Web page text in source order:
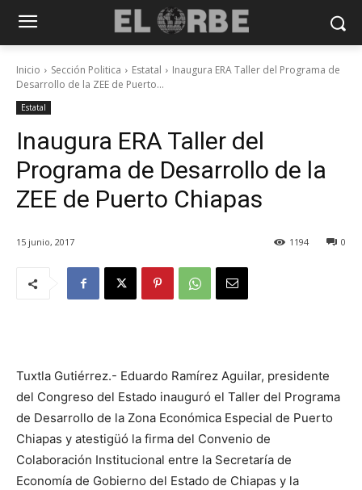
Inicio Sección Politica Estatal
Inaugura ERA Taller del Programa de
Desarrollo de la ZEE de Puerto...
Estatal
Inaugura ERA Taller del
Programa de Desarrollo de la
ZEE de Puerto Chiapas
15 junio, 2017 0
1194
Tuxtla Gutiérrez.- Eduardo Ramírez Aguilar, presidente
del Congreso del Estado inauguró el Taller del Programa
de Desarrollo de la Zona Económica Especial de Puerto
Chiapas y atestigüó la firma del Convenio de
Colaboración Institucional entre la Secretaría de
Economía de Gobierno del Estado de Chiapas y la